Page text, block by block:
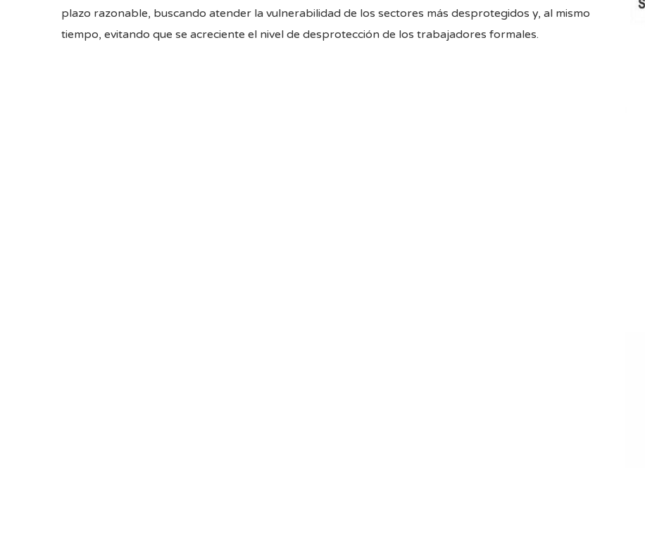
plazo razonable, buscando atender la vulnerabilidad de los sectores más desprotegidos y, al mismo
tiempo, evitando que se acreciente el nivel de desprotección de los trabajadores formales.